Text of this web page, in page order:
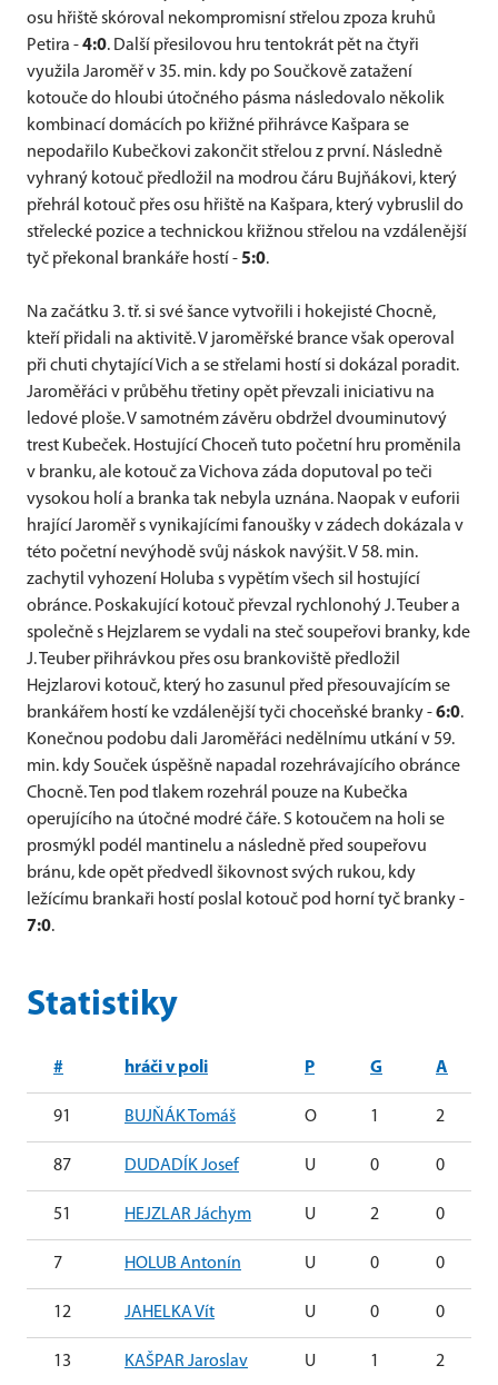
osu hřiště skóroval nekompromisní střelou zpoza kruhů
Petira -4:0. Další přesilovou hru tentokrát pět na čtyři
využila Jaroměř v 35. min. kdy po Součkově zatažení
kotouče do hloubi útočného pásma následovalo několik
kombinací domácích po křižné přihrávce Kašpara se
nepodařilo Kubečkovi zakončit střelou z první. Následně
vyhraný kotouč předložil na modrou čáru Bujňákovi, který
přehrál kotouč přes osu hřiště na Kašpara, který vybruslil do
střelecké pozice a technickou křižnou střelou na vzdálenější
tyč překonal brankáře hostí -5:0.
Na začátku 3. tř. si své šance vytvořili i hokejisté Chocně,
kteří přidali na aktivitě. V jaroměřské brance však operoval
při chuti chytající Vich a se střelami hostí si dokázal poradit.
Jaroměřáci v průběhu třetiny opět převzali iniciativu na
ledové ploše. V samotném závěru obdržel dvouminutový
trest Kubeček. Hostující Choceň tuto početní hru proměnila
v branku, ale kotouč za Vichova záda doputoval po teči
vysokou holí a branka tak nebyla uznána. Naopak v euforii
hrající Jaroměř s vynikajícími fanoušky v zádech dokázala v
této početní nevýhodě svůj náskok navýšit. V 58. min.
zachytil vyhození Holuba s vypětím všech sil hostující
obránce. Poskakující kotouč převzal rychlonohý J. Teuber a
společně s Hejzlarem se vydali na steč soupeřovi branky, kde
J. Teuber přihrávkou přes osu brankoviště předložil
Hejzlarovi kotouč, který ho zasunul před přesouvajícím se
brankářem hostí ke vzdálenější tyči choceňské branky -6:0.
Konečnou podobu dali Jaroměřáci nedělnímu utkání v 59.
min. kdy Souček úspěšně napadal rozehrávajícího obránce
Chocně. Ten pod tlakem rozehrál pouze na Kubečka
operujícího na útočné modré čáře. S kotoučem na holi se
prosmýkl podél mantinelu a následně před soupeřovu
bránu, kde opět předvedl šikovnost svých rukou, kdy
ležícímu brankaři hostí poslal kotouč pod horní tyč branky -
7:0.
Statistiky
# hráči v poli P G A
91 BUJŇÁK Tomáš O 1 2
87 DUDADÍK Josef U 0 0
51 HEJZLAR Jáchym U 2 0
7 HOLUB Antonín U 0 0
12 JAHELKA Vít U 0 0
13 KAŠPAR Jaroslav U 1 2